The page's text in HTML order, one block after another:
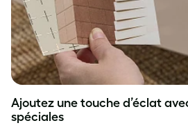
Ajoutez une touche d’éclat
spéciales